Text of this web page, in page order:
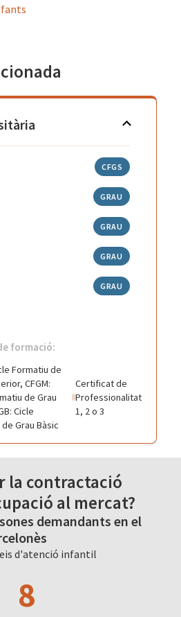
CFGS
GRAU
GRAU
GRAU
GRAU
formació:
Formatiu de
CFGM:
de Grau
Cicle
Grau Bàsic
Certificat de
Professionalitat
1, 2 o 3
la contractació
al mercat?
demandants en el
d'atenció infantil
8